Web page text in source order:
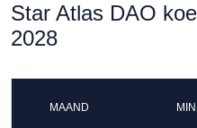
Star Atlas DAO
2028
MAAND